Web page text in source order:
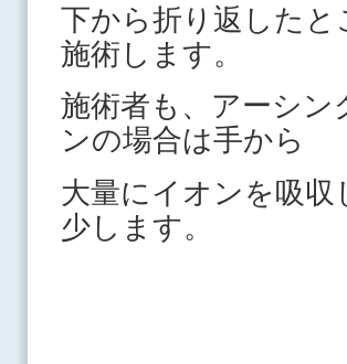
下から折り返した
施術します。
施術者も、アーシ
ンの場合は手から
大量にイオンを吸
少します。